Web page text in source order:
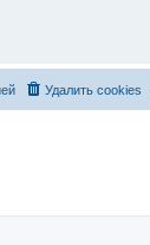
Удалить cookies